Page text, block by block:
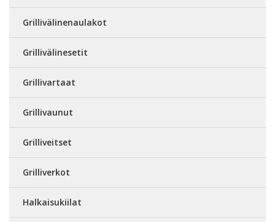
Grillivälinenaulakot
Grillivälinesetit
Grillivartaat
Grillivaunut
Grilliveitset
Grilliverkot
Halkaisukiilat